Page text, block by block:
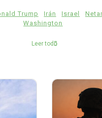
Trump Irán Israel
Washington
Leer todo